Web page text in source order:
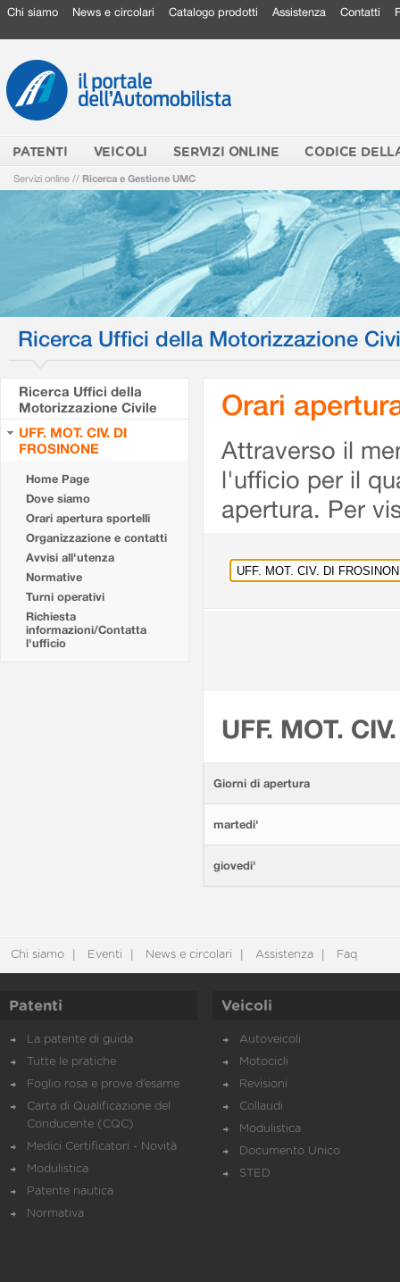
Chi siamo News e circolari Catalogo prodotti Assistenza Contatti
PATENTI VEICOLI SERVIZI ONLINE CODICE
Servizi online // Ricerca e Gestione UMC
Ricerca Uffici della Motorizzazione
Ricerca Uffici della
Motorizzazione Civile
UFF. MOT. CIV. DI
FROSINONE
Home Page
Dove siamo
Orari apertura sportelli
Organizzazione e contatti
Avvisi all'utenza
Normative
Turni operativi
Richiesta
informazioni/Contatta
l'ufficio
Orari
Attraverso il
l'ufficio per il
apertura. Per
UFF. MOT.
Giorni di apertura
martedi'
giovedi'
Chi siamo Eventi News e circolari Assistenza Faq
Patenti
La patente di guida
Tutte le pratiche
Foglio rosa e prove d’esame
Carta di Qualificazione del
Conducente (CQC)
Medici Certificatori - Novità
Modulistica
Patente nautica
Normativa
Veicoli
Autoveicoli
Motocicli
Revisioni
Collaudi
Modulistica
Documento Unico
STED